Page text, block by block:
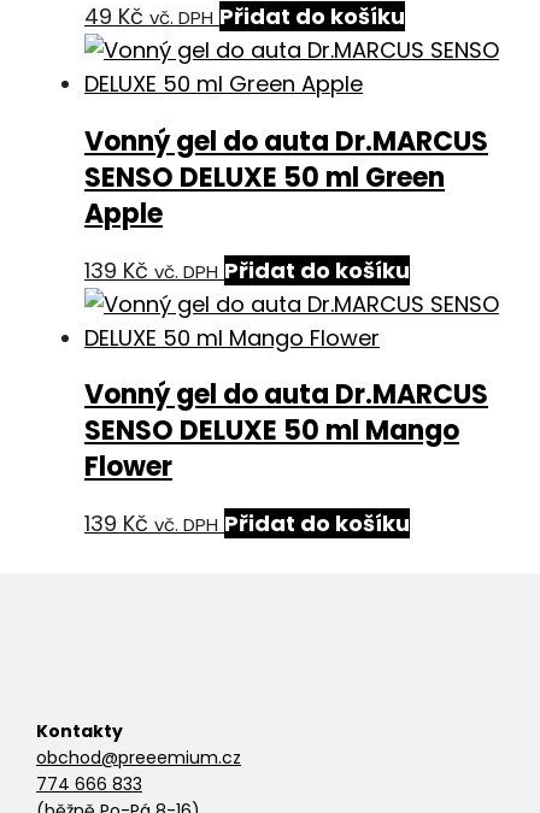
49 Kč vč. DPH Přidat do košíku
Vonný gel do auta Dr.MARCUS
SENSO DELUXE 50 ml Green
Apple
139 Kč vč. DPH Přidat do košíku
Vonný gel do auta Dr.MARCUS
SENSO DELUXE 50 ml Mango
Flower
139 Kč vč. DPH Přidat do košíku
Kontakty
obchod@preeemium.cz
774 666 833